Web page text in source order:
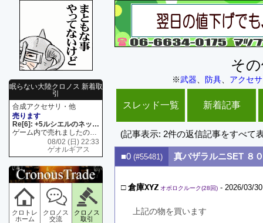
眠らない大陸クロノス 新着取
引
合成アクセサリ・他
売ります
Re[6]: +5ルシエルのネックレス
ゲーム内で売れましたので 在庫がネク1 リング4 となります リングのお値段は80G といたします
08/02 (日) 22:33
ゲオルギアス
クロトレ
ホーム
クロノス
交流
クロノス
取引
そ
※武器 防具 アクセ
スレッド一覧 新着記事
(記事表示: 2件の返信記事をすべて
■0 (#55481) 真バザラルニSET ８
□倉庫XYZ オボロクルーク(28回) - 2026/03/
上記の物を買います